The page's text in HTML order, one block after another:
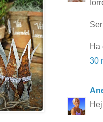
Ha
30